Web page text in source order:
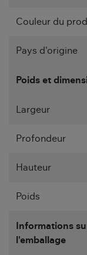
Couleur du
Pays d'origine
Poids et
Largeur
Profondeur
Hauteur
Poids
Informations
l'emballage